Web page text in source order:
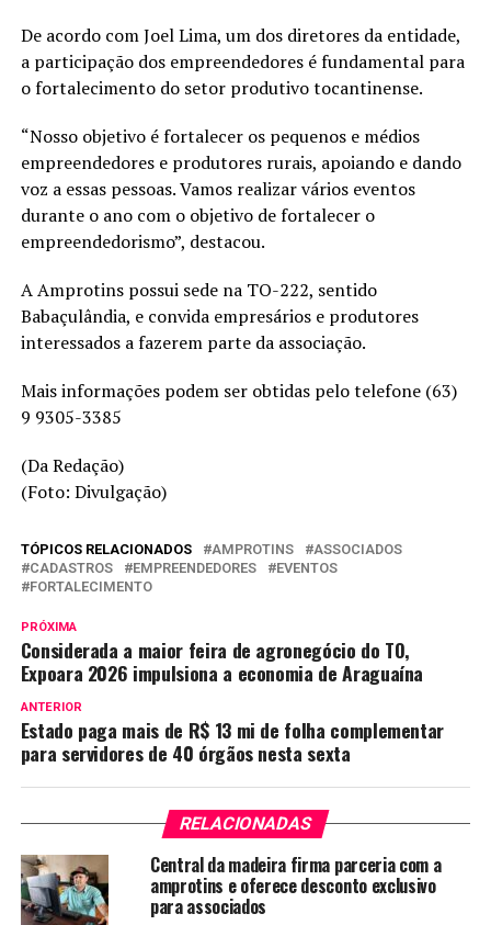
De acordo com Joel Lima, um dos diretores da entidade,
a participação dos empreendedores é fundamental para
o fortalecimento do setor produtivo tocantinense.
“Nosso objetivo é fortalecer os pequenos e médios
empreendedores e produtores rurais, apoiando e dando
voz a essas pessoas. Vamos realizar vários eventos
durante o ano com o objetivo de fortalecer o
empreendedorismo”, destacou.
A Amprotins possui sede na TO-222, sentido
Babaçulândia, e convida empresários e produtores
interessados a fazerem parte da associação.
Mais informações podem ser obtidas pelo telefone (63)
9 9305-3385
(Da Redação)
(Foto: Divulgação)
TÓPICOS RELACIONADOS AMPROTINS
ASSOCIADOS
CADASTROS
EMPREENDEDORES
EVENTOS
FORTALECIMENTO
PRÓXIMA
Considerada a maior feira de agronegócio do TO,
Expoara 2026 impulsiona a economia de Araguaína
ANTERIOR
Estado paga mais de R$ 13 mi de folha complementar
para servidores de 40 órgãos nesta sexta
RELACIONADAS
Central da madeira firma parceria com a
amprotins e oferece desconto exclusivo
para associados